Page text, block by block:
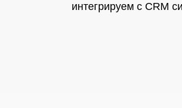
интегрируем с CRM